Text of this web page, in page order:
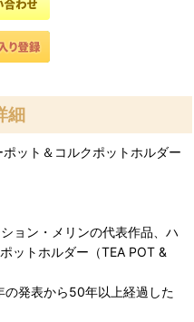
細
ット＆コルクポットホルダー
ョン・メリンの代表作品、ハ
ットホルダー（TEA POT &
発表から50年以上経過した